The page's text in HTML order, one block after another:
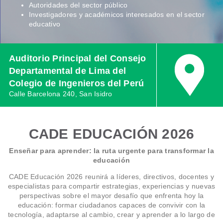
Autoridades del sector público
Investigadores y académicos interesados en el sector
educativo
Auditorio Principal del Consejo
Departamental de Lima del
Colegio de Ingenieros del Perú
Calle Barcelona 240, San Isidro
CADE EDUCACIÓN 2026
Enseñar para aprender: la ruta urgente para transformar la
educación
CADE Educación 2026 reunirá a líderes, directivos, docentes y
especialistas para compartir estrategias, experiencias y nuevas
perspectivas sobre el mayor desafío que enfrenta hoy la
educación: formar ciudadanos capaces de convivir con la
tecnología, adaptarse al cambio, crear y aprender a lo largo de